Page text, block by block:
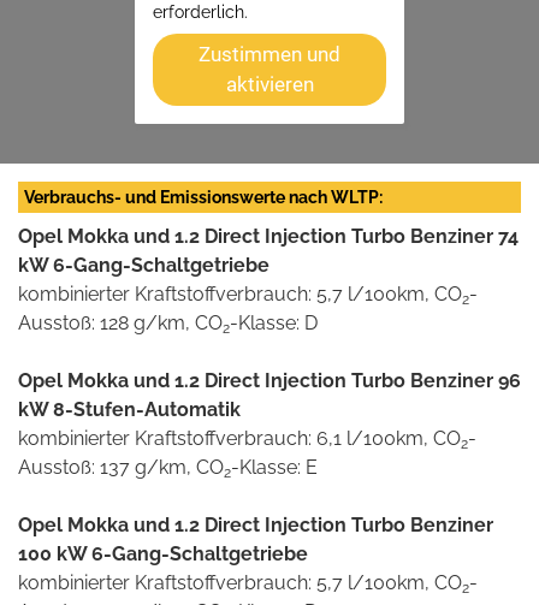
erforderlich.
Zustimmen und
aktivieren
Verbrauchs- und Emissionswerte nach WLTP:
Opel Mokka und 1.2 Direct Injection Turbo Benziner 74
kW 6-Gang-Schaltgetriebe
kombinierter Kraftstoffverbrauch: 5,7 l/100km, CO2-
Ausstoß: 128 g/km, CO2-Klasse: D
Opel Mokka und 1.2 Direct Injection Turbo Benziner 96
kW 8-Stufen-Automatik
kombinierter Kraftstoffverbrauch: 6,1 l/100km, CO2-
Ausstoß: 137 g/km, CO2-Klasse: E
Opel Mokka und 1.2 Direct Injection Turbo Benziner
100 kW 6-Gang-Schaltgetriebe
kombinierter Kraftstoffverbrauch: 5,7 l/100km, CO2-